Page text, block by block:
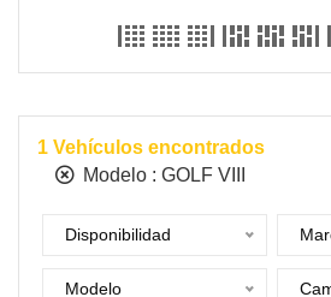
1 Vehículos encontrados
Modelo : GOLF VIII
Disponibilidad
Modelo